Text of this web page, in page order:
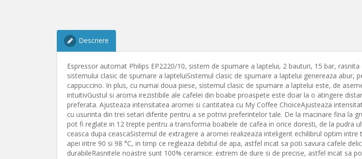
Descriere
Espressor automat Philips EP2220/10, sistem de spumare a laptelui, 2 bauturi, 15 bar,
sistemului clasic de spumare a lapteluiSistemul clasic de spumare a laptelui genereaza
cappuccino. In plus, cu numai doua piese, sistemul clasic de spumare a laptelui este, de
intuitivGustul si aroma irezistibile ale cafelei din boabe proaspete este doar la o atingere
preferata. Ajusteaza intensitatea aromei si cantitatea cu My Coffee ChoiceAjusteaza
cu usurinta din trei setari diferite pentru a se potrivi preferintelor tale. De la macinare fina la
pot fi reglate in 12 trepte pentru a transforma boabele de cafea in orice doresti, de la pudra
ceasca dupa ceascaSistemul de extragere a aromei realizeaza inteligent echilibrul optim
apei intre 90 si 98 °C, in timp ce regleaza debitul de apa, astfel incat sa poti savura cafele
durabileRasnitele noastre sunt 100% ceramice: extrem de dure si de precise, astfel incat sa